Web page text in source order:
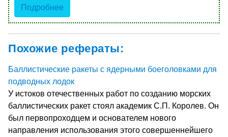
Подробнее
Похожие рефераты:
Баллистические ракеты с ядерными боеголовками для
подводных лодок
У истоков отечественных работ по созданию морских
баллистических ракет стоял академик С.П. Королев. Он
был первопроходцем и основателем нового
направления использования этого совершеннейшего